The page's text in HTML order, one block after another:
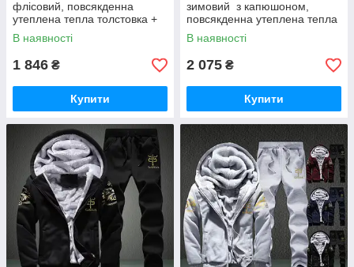
флісовий, повсякденна
утеплена тепла толстовка +
штани, синій 3XL-4XL
В наявності
1 846 ₴
Купити
зимовий з капюшоном,
повсякденна утеплена тепла
толстовка + штани, синій
XXXL
В наявності
2 075 ₴
Купити